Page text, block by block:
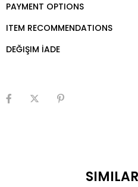
PAYMENT OPTIONS
ITEM RECOMMENDATIONS
DEĞIŞIM İADE